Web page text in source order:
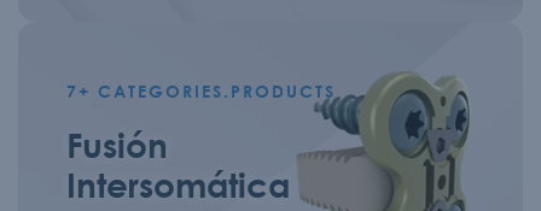
7+ CATEGORIES.PRODUCTS
Fusión
Intersomática